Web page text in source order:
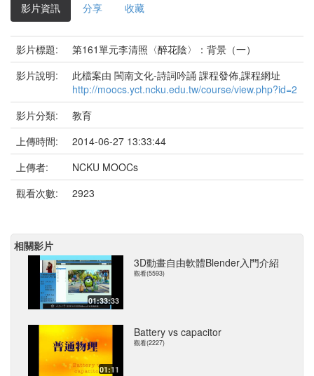
影片資訊 分享 收藏
影片標題:
第161單元李清照〈醉花陰〉：背景（一）
影片說明:
此檔案由 閩南文化-詩詞吟誦 課程發佈,課程網址
http://moocs.yct.ncku.edu.tw/course/view.php?id=2
影片分類:
教育
上傳時間:
2014-06-27 13:33:44
上傳者:
NCKU MOOCs
觀看次數:
2923
相關影片
01:33:33
3D動畫自由軟體Blender入門介紹
觀看(5593)
01:11
Battery vs capacitor
觀看(2227)